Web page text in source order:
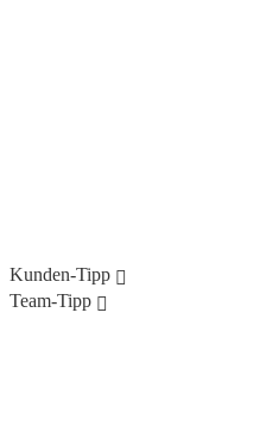
Kunden-Tipp
Team-Tipp